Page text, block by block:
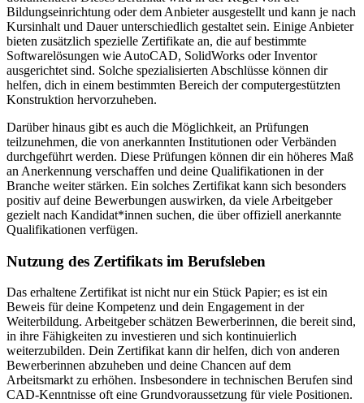
Bildungseinrichtung oder dem Anbieter ausgestellt und kann je nach
Kursinhalt und Dauer unterschiedlich gestaltet sein. Einige Anbieter
bieten zusätzlich spezielle Zertifikate an, die auf bestimmte
Softwarelösungen wie AutoCAD, SolidWorks oder Inventor
ausgerichtet sind. Solche spezialisierten Abschlüsse können dir
helfen, dich in einem bestimmten Bereich der computergestützten
Konstruktion hervorzuheben.
Darüber hinaus gibt es auch die Möglichkeit, an Prüfungen
teilzunehmen, die von anerkannten Institutionen oder Verbänden
durchgeführt werden. Diese Prüfungen können dir ein höheres Maß
an Anerkennung verschaffen und deine Qualifikationen in der
Branche weiter stärken. Ein solches Zertifikat kann sich besonders
positiv auf deine Bewerbungen auswirken, da viele Arbeitgeber
gezielt nach Kandidat*innen suchen, die über offiziell anerkannte
Qualifikationen verfügen.
Nutzung des Zertifikats im Berufsleben
Das erhaltene Zertifikat ist nicht nur ein Stück Papier; es ist ein
Beweis für deine Kompetenz und dein Engagement in der
Weiterbildung. Arbeitgeber schätzen Bewerberinnen, die bereit sind,
in ihre Fähigkeiten zu investieren und sich kontinuierlich
weiterzubilden. Dein Zertifikat kann dir helfen, dich von anderen
Bewerberinnen abzuheben und deine Chancen auf dem
Arbeitsmarkt zu erhöhen. Insbesondere in technischen Berufen sind
CAD-Kenntnisse oft eine Grundvoraussetzung für viele Positionen.